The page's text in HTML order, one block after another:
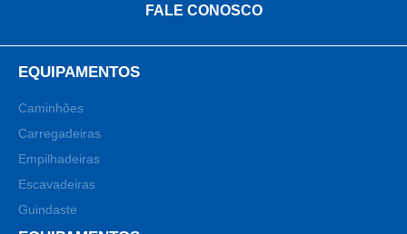
FALE CONOSCO
EQUIPAMENTOS
Caminhões
Carregadeiras
Empilhadeiras
Escavadeiras
Guindaste